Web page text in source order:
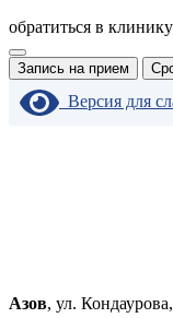
обратиться в клинику
Запись на прием
Версия для
Азов, ул.